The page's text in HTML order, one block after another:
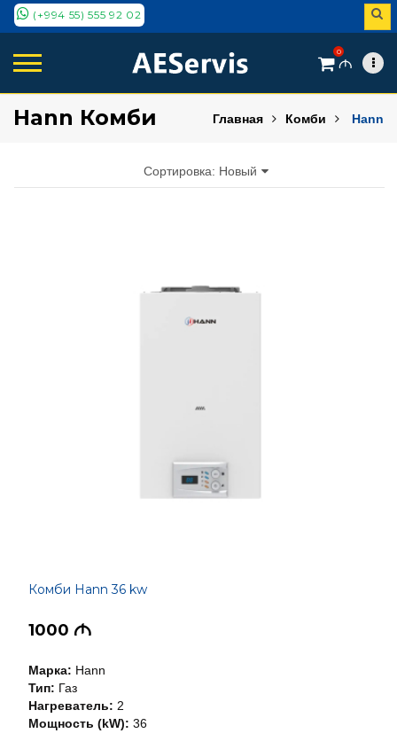
(+994 55) 555 92 02
0
M
Hann Комби Главная Комби Hann
Сортировка: Новый
Комби Hann 36 kw
1000 M
Марка: Hann
Тип: Газ
Нагреватель: 2
Мощность (kW): 36